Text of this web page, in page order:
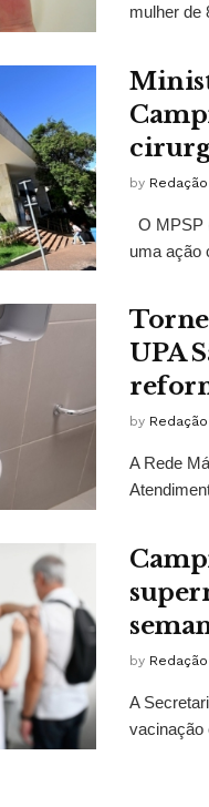
mulher de
by Redação
O MPSP
uma ação
UPA
by Redação
A Rede
by Redação
A
vacinação